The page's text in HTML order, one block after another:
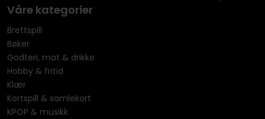
Våre kategorier
Brettspill
Bøker
Godteri, mat & drikke
Hobby & fritid
Klær
Kortspill & samlekort
KPOP & musikk